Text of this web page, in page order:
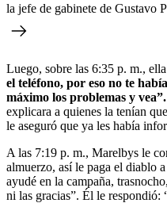
la jefe de gabinete de Gustavo
Luego, sobre las 6:35 p. m.,
el teléfono, por eso no te
máximo los problemas y vea”.
explicara a quienes la tenían
le aseguró que ya les había
A las 7:19 p. m., Marelbys le
almuerzo, así le paga el diablo
ayudé en la campaña,
ni las gracias”. Él le respondió: